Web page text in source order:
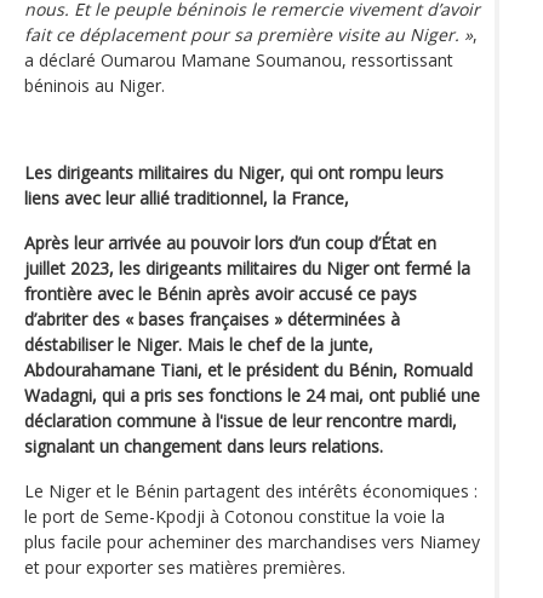
nous. Et le peuple béninois le remercie vivement d’avoir
fait ce déplacement pour sa première visite au Niger. »,
a déclaré Oumarou Mamane Soumanou, ressortissant
béninois au Niger.
Les dirigeants militaires du Niger, qui ont rompu leurs
liens avec leur allié traditionnel, la France,
Après leur arrivée au pouvoir lors d’un coup d’État en
juillet 2023, les dirigeants militaires du Niger ont fermé la
frontière avec le Bénin après avoir accusé ce pays
d’abriter des « bases françaises » déterminées à
déstabiliser le Niger. Mais le chef de la junte,
Abdourahamane Tiani, et le président du Bénin, Romuald
Wadagni, qui a pris ses fonctions le 24 mai, ont publié une
déclaration commune à l'issue de leur rencontre mardi,
signalant un changement dans leurs relations.
Le Niger et le Bénin partagent des intérêts économiques :
le port de Seme-Kpodji à Cotonou constitue la voie la
plus facile pour acheminer des marchandises vers Niamey
et pour exporter ses matières premières.